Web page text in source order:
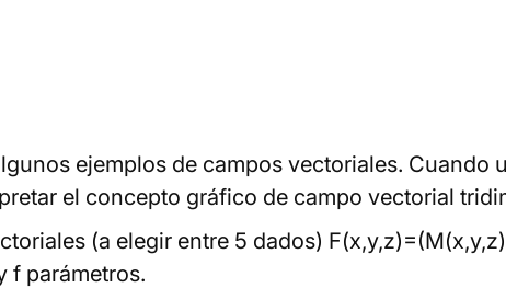
ejemplos de campos vectoriales. Cuando
el concepto gráfico de campo vectorial
(a elegir entre 5 dados)
f parámetros.